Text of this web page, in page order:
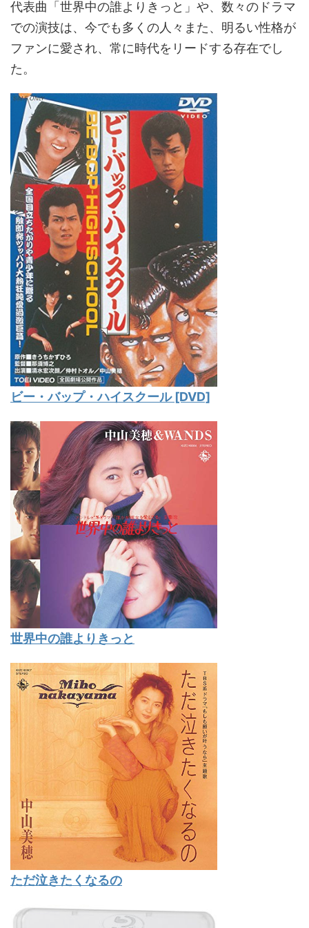
代表曲「世界中の誰よりきっと」や、数々のドラマ
での演技は、今でも多くの人々また、明るい性格が
ファンに愛され、常に時代をリードする存在でし
た。
ビー・バップ・ハイスクール [DVD]
世界中の誰よりきっと
ただ泣きたくなるの